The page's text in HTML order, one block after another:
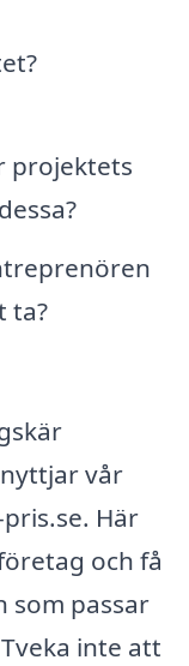
projektets
ta?
vår
Här
och få
som passar
inte att